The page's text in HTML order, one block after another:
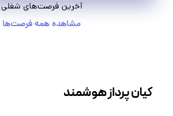
آخرین فرصت‌های شغلی
مشاهده همه فرصت‌ها
کیان پرداز هوشمند